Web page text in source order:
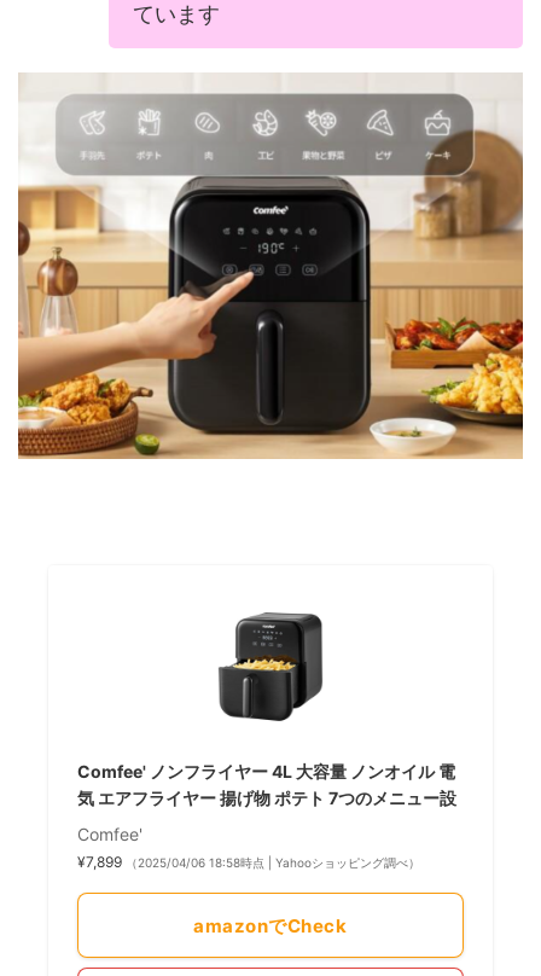
ています
Comfee' ノンフライヤー 4L 大容量 ノンオイル 電
気 エアフライヤー 揚げ物 ポテト 7つのメニュー設
Comfee'
¥7,899 （2025/04/06 18:58時点 | Yahooショッピング調べ）
amazonでCheck